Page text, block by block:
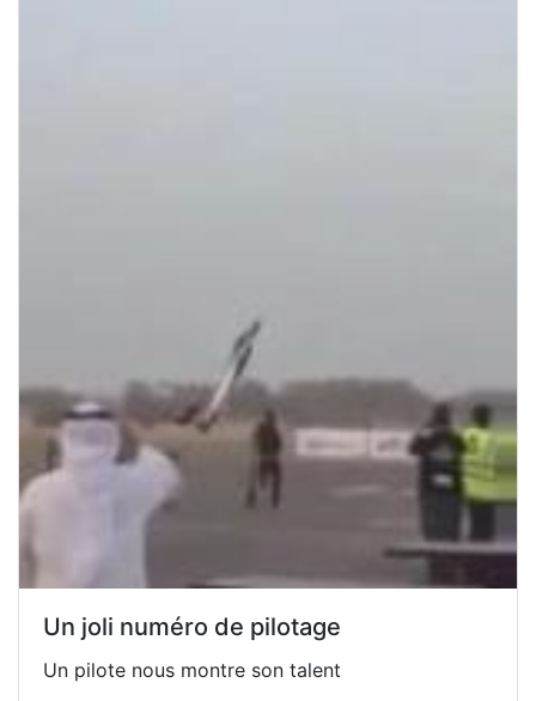
Un joli numéro de pilotage
Un pilote nous montre son talent